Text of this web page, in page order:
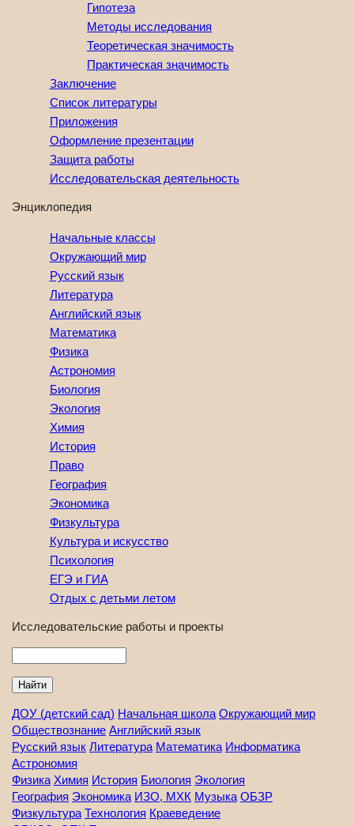
Гипотеза
Методы исследования
Теоретическая значимость
Практическая значимость
Заключение
Список литературы
Приложения
Оформление презентации
Защита работы
Исследовательская деятельность
Энциклопедия
Начальные классы
Окружающий мир
Русский язык
Литература
Английский язык
Математика
Физика
Астрономия
Биология
Экология
Химия
История
Право
География
Экономика
Физкультура
Культура и искусство
Психология
ЕГЭ и ГИА
Отдых с детьми летом
Исследовательские работы и проекты
ДОУ (детский сад) Начальная школа Окружающий мир
Обществознание Английский язык
Русский язык Литература Математика Информатика
Астрономия
Физика Химия История Биология Экология
География Экономика ИЗО, МХК Музыка ОБЗР
Физкультура Технология Краеведение